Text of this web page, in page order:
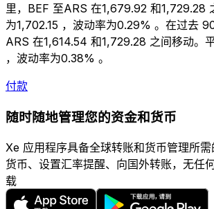
里，BEF 至ARS 在1,679.92 和1,729.28
为1,702.15 ，波动率为0.29% 。在过去
ARS 在1,614.54 和1,729.28 之间移动。
，波动率为0.38% 。
付款
随时随地管理您的资金和货币
Xe 应用程序具备全球转账和货币管理所
货币、设置汇率提醒、向国外转账，无任
载